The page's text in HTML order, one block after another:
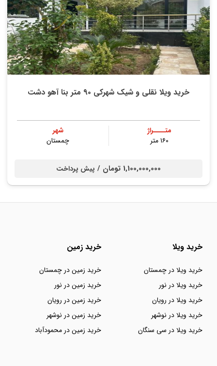
خرید ویلا نقلی و شیک شهرکی ۹۰ متر بنا آهو دشت
متــــراژ
۱۶۰ متر
شهر
چمستان
1,100,000,000 تومان / پیش پرداخت
خرید ویلا
خرید ویلا در چمستان
خرید ویلا در نور
خرید ویلا در رویان
خرید ویلا در نوشهر
خرید ویلا در سی سنگان
خرید زمین
خرید زمین در چمستان
خرید زمین در نور
خرید زمین در رویان
خرید زمین در نوشهر
خرید زمین در محمودآباد